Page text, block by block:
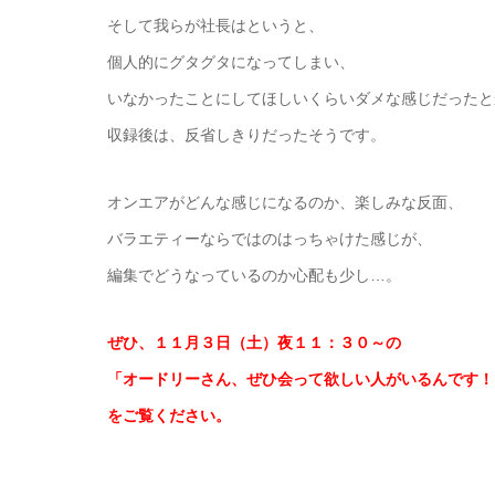
そして我らが社長はというと、
個人的にグタグタになってしまい、
いなかったことにしてほしいくらいダメな感じだった
収録後は、反省しきりだったそうです。
オンエアがどんな感じになるのか、楽しみな反面、
バラエティーならではのはっちゃけた感じが、
編集でどうなっているのか心配も少し…。
ぜひ、１１月３日（土）夜１１：３０～の
「オードリーさん、ぜひ会って欲しい人がいるんです
をご覧ください。